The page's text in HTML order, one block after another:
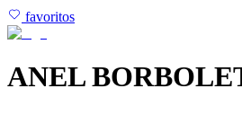
favoritos
ANEL